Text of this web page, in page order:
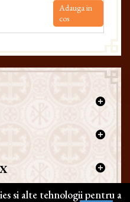
Adauga in
cos
si alte tehnologii pentru a